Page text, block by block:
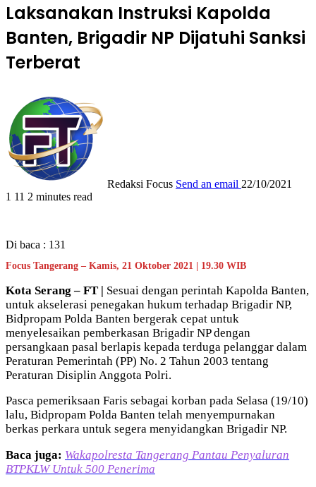
Laksanakan Instruksi Kapolda
Banten, Brigadir NP Dijatuhi Sanksi
Terberat
Redaksi Focus Send an email 22/10/2021
1 11 2 minutes read
Di baca : 131
Focus Tangerang – Kamis, 21 Oktober 2021 | 19.30 WIB
Kota Serang – FT | Sesuai dengan perintah Kapolda Banten,
untuk akselerasi penegakan hukum terhadap Brigadir NP,
Bidpropam Polda Banten bergerak cepat untuk
menyelesaikan pemberkasan Brigadir NP dengan
persangkaan pasal berlapis kepada terduga pelanggar dalam
Peraturan Pemerintah (PP) No. 2 Tahun 2003 tentang
Peraturan Disiplin Anggota Polri.
Pasca pemeriksaan Faris sebagai korban pada Selasa (19/10)
lalu, Bidpropam Polda Banten telah menyempurnakan
berkas perkara untuk segera menyidangkan Brigadir NP.
Baca juga: Wakapolresta Tangerang Pantau Penyaluran
BTPKLW Untuk 500 Penerima